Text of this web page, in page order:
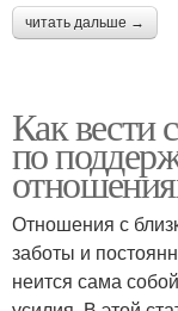
читать дальше →
Как вести
по
Отношения с
заботы и
неится сама